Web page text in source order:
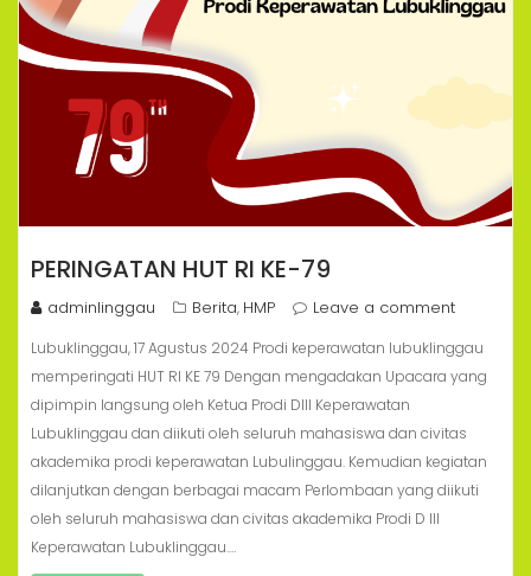
PERINGATAN HUT RI KE-79
adminlinggau Berita, HMP Leave a comment
Lubuklinggau, 17 Agustus 2024 Prodi keperawatan lubuklinggau
memperingati HUT RI KE 79 Dengan mengadakan Upacara yang
dipimpin langsung oleh Ketua Prodi DIII Keperawatan
Lubuklinggau dan diikuti oleh seluruh mahasiswa dan civitas
akademika prodi keperawatan Lubulinggau. Kemudian kegiatan
dilanjutkan dengan berbagai macam Perlombaan yang diikuti
oleh seluruh mahasiswa dan civitas akademika Prodi D III
Keperawatan Lubuklinggau.…